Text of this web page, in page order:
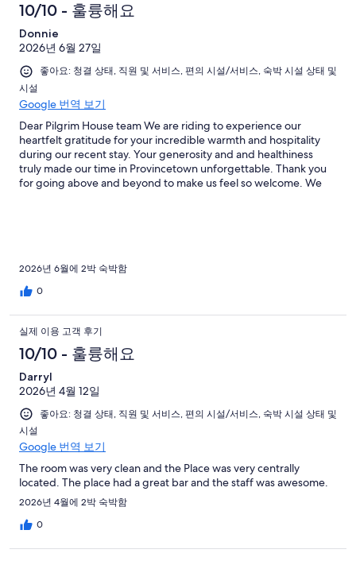
10/10 - 훌륭해요
Donnie
2026년 6월 27일
좋아요: 청결 상태, 직원 및 서비스, 편의 시설/서비스, 숙박 시설 상태 및
시설
Google 번역 보기
Dear Pilgrim House team We are riding to experience our
heartfelt gratitude for your incredible warmth and hospitality
during our recent stay. Your generosity and and healthiness
truly made our time in Provincetown unforgettable. Thank you
for going above and beyond to make us feel so welcome. We
2026년 6월에 2박 숙박함
0
실제 이용 고객 후기
10/10 - 훌륭해요
Darryl
2026년 4월 12일
좋아요: 청결 상태, 직원 및 서비스, 편의 시설/서비스, 숙박 시설 상태 및
시설
Google 번역 보기
The room was very clean and the Place was very centrally
located. The place had a great bar and the staff was awesome.
2026년 4월에 2박 숙박함
0